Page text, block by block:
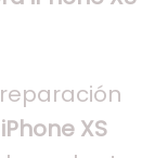
iPhone XS